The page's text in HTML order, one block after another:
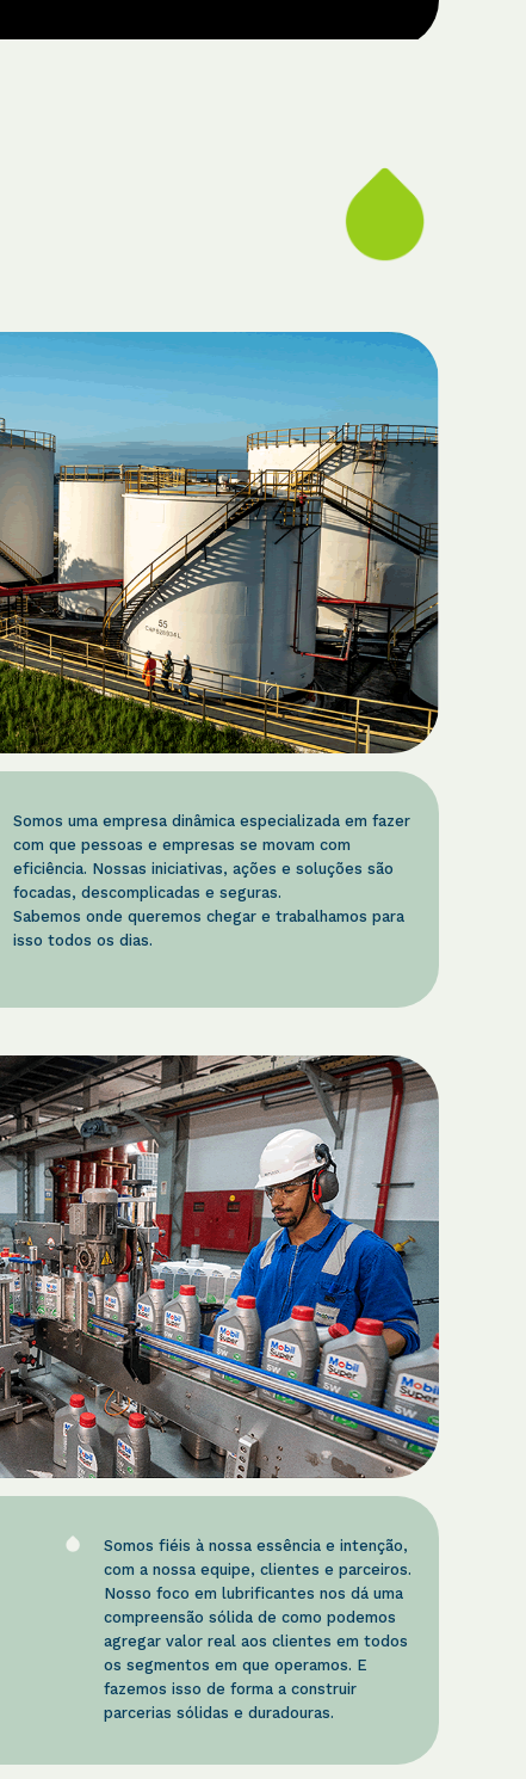
Somos uma empresa dinâmica especializada em fazer
com que pessoas e empresas se movam com
eficiência. Nossas iniciativas, ações e soluções são
focadas, descomplicadas e seguras.
Sabemos onde queremos chegar e trabalhamos para
isso todos os dias.
Somos fiéis à nossa essência e intenção,
com a nossa equipe, clientes e parceiros.
Nosso foco em lubrificantes nos dá uma
compreensão sólida de como podemos
agregar valor real aos clientes em todos
os segmentos em que operamos. E
fazemos isso de forma a construir
parcerias sólidas e duradouras.